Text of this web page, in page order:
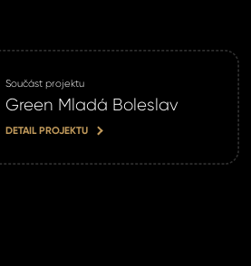
Součást projektu
Green Mladá Boleslav
DETAIL PROJEKTU